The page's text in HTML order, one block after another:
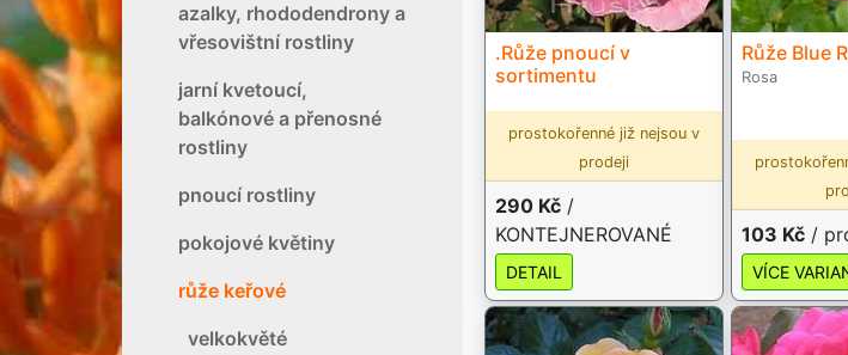
azalky, rhododendrony a
vřesovištní rostliny
jarní kvetoucí,
balkónové a přenosné
rostliny
pnoucí rostliny
pokojové květiny
růže keřové
velkokvěté
.Růže pnoucí v
sortimentu
prostokořenné již nejsou v
prodeji
290 Kč /
KONTEJNEROVANÉ
DETAIL
Růže Blue
Rosa
103 Kč /
VÍCE